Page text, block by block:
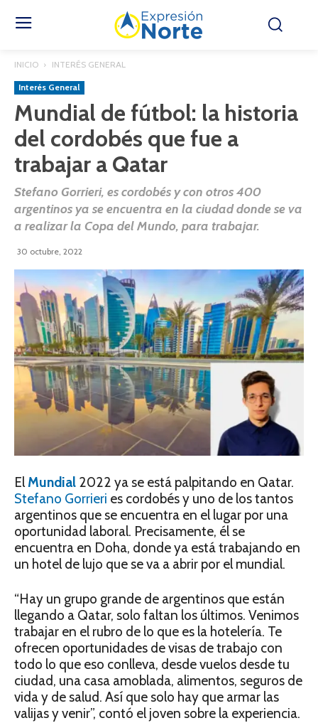
INICIO INTERÉS GENERAL
Interés General
Mundial de fútbol: la historia
del cordobés que fue a
trabajar a Qatar
Stefano Gorrieri, es cordobés y con otros 400
argentinos ya se encuentra en la ciudad donde se va
a realizar la Copa del Mundo, para trabajar.
30 octubre, 2022
El Mundial 2022 ya se está palpitando en Qatar.
Stefano Gorrieri es cordobés y uno de los tantos
argentinos que se encuentra en el lugar por una
oportunidad laboral. Precisamente, él se
encuentra en Doha, donde ya está trabajando en
un hotel de lujo que se va a abrir por el mundial.
“Hay un grupo grande de argentinos que están
llegando a Qatar, solo faltan los últimos. Venimos
trabajar en el rubro de lo que es la hotelería. Te
ofrecen oportunidades de visas de trabajo con
todo lo que eso conlleva, desde vuelos desde tu
ciudad, una casa amoblada, alimentos, seguros de
vida y de salud. Así que solo hay que armar las
valijas y venir”, contó el joven sobre la experiencia.